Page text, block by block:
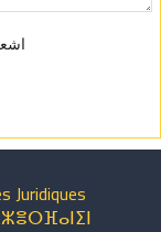
Juridiques